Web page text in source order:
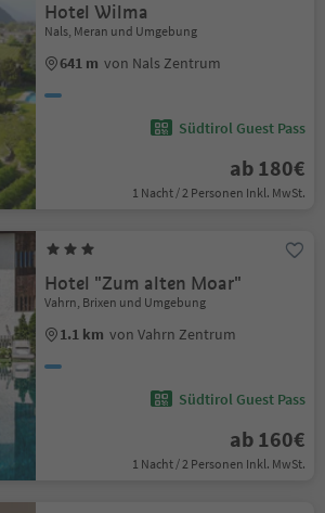
Hotel Wilma
Nals, Meran und Umgebung
641 m von Nals Zentrum
Südtirol Guest Pass
ab 180€
1 Nacht / 2 Personen Inkl. MwSt.
Hotel "Zum alten Moar"
Vahrn, Brixen und Umgebung
1.1 km von Vahrn Zentrum
Südtirol Guest Pass
ab 160€
1 Nacht / 2 Personen Inkl. MwSt.